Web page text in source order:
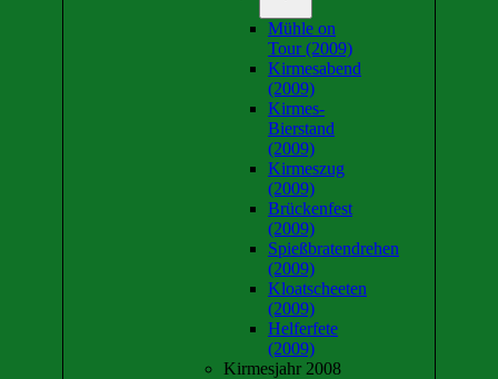
Mühle on
Tour (2009)
Kirmesabend
(2009)
Kirmes-
Bierstand
(2009)
Kirmeszug
(2009)
Brückenfest
(2009)
Spießbratendrehen
(2009)
Kloatscheeten
(2009)
Helferfete
(2009)
Kirmesjahr 2008